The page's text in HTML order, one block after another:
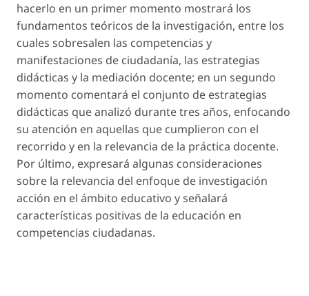
hacerlo en un primer momento mostrará los
fundamentos teóricos de la investigación, entre los
cuales sobresalen las competencias y
manifestaciones de ciudadanía, las estrategias
didácticas y la mediación docente; en un segundo
momento comentará el conjunto de estrategias
didácticas que analizó durante tres años, enfocando
su atención en aquellas que cumplieron con el
recorrido y en la relevancia de la práctica docente.
Por último, expresará algunas consideraciones
sobre la relevancia del enfoque de investigación
acción en el ámbito educativo y señalará
características positivas de la educación en
competencias ciudadanas.